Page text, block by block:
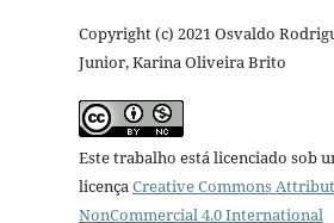
Copyright (c) 2021 Osvaldo
Junior, Karina Oliveira Brito
Este trabalho está licenciado sob
licençaCreative Commons
NonCommercial 4.0 International